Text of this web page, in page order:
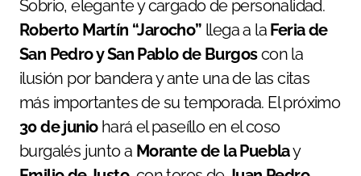
Sobrio, elegante y cargado de personalidad.
Roberto Martín “Jarocho” llega a la Feria de
San Pedro y San Pablo de Burgoscon la
ilusión por bandera y ante una de las citas
más importantes de su temporada. El próximo
30 de juniohará el paseíllo en el coso
burgalés junto a Morante de la Pueblay